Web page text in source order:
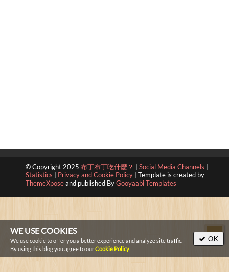
© Copyright 2025 布丁布丁吃什麼？ Social Media Channels
Statistics
Privacy and Cookie Policy
Template is created by
ThemeXposeand published ByGooyaabi Templates
OK
WE USE COOKIES
We use cookie to offer you a better experience and analyze site traffic.
By using this blog you agree to ourCookie Policy